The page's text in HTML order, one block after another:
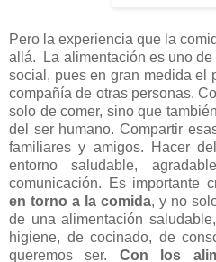
Pero la experiencia que la
allá. La alimentación es uno
social, pues en gran medida el
compañía de otras personas.
solo de comer, sino que
del ser humano. Compartir
familiares y amigos. Hacer
entorno saludable,
comunicación. Es importante
en torno a la comida, y no
de una alimentación
higiene, de cocinado, de
queremos ser. Con los